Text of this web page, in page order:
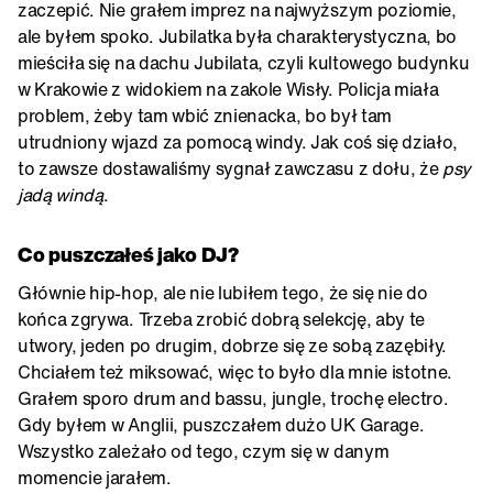
zaczepić. Nie grałem imprez na najwyższym poziomie,
ale byłem spoko. Jubilatka była charakterystyczna, bo
mieściła się na dachu Jubilata, czyli kultowego budynku
w Krakowie z widokiem na zakole Wisły. Policja miała
problem, żeby tam wbić znienacka, bo był tam
utrudniony wjazd za pomocą windy. Jak coś się działo,
to zawsze dostawaliśmy sygnał zawczasu z dołu, żepsy
jadą windą.
Co puszczałeś jako DJ?
Głównie hip-hop, ale nie lubiłem tego, że się nie do
końca zgrywa. Trzeba zrobić dobrą selekcję, aby te
utwory, jeden po drugim, dobrze się ze sobą zazębiły.
Chciałem też miksować, więc to było dla mnie istotne.
Grałem sporo drum and bassu, jungle, trochę electro.
Gdy byłem w Anglii, puszczałem dużo UK Garage.
Wszystko zależało od tego, czym się w danym
momencie jarałem.